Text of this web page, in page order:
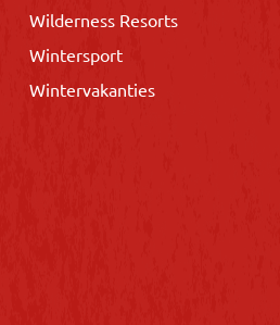
Wilderness Resorts
Wintersport
Wintervakanties